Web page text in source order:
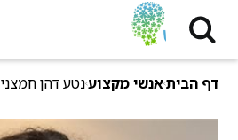
דף הביתאנשי מקצוענטע דהן חמצני